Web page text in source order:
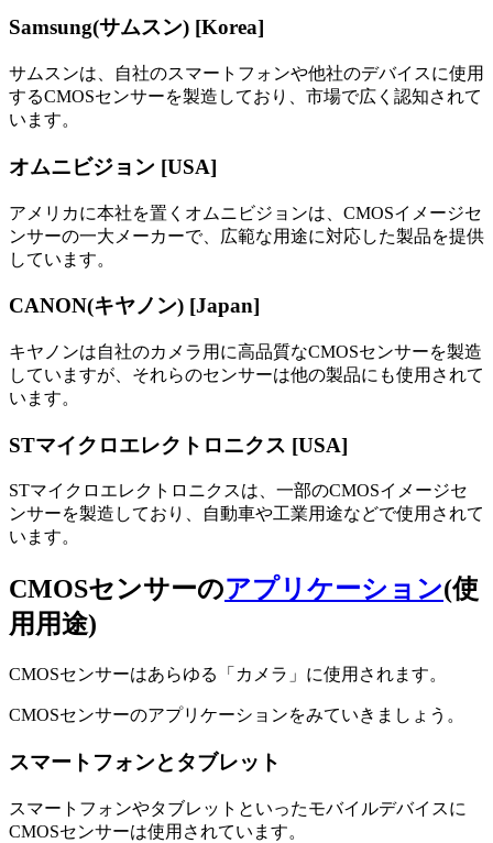
Samsung(サムスン) [Korea]
サムスンは、自社のスマートフォンや他社のデバイスに使用
するCMOSセンサーを製造しており、市場で広く認知されて
います。
オムニビジョン [USA]
アメリカに本社を置くオムニビジョンは、CMOSイメージセ
ンサーの一大メーカーで、広範な用途に対応した製品を提供
しています。
CANON(キヤノン) [Japan]
キヤノンは自社のカメラ用に高品質なCMOSセンサーを製造
していますが、それらのセンサーは他の製品にも使用されて
います。
STマイクロエレクトロニクス [USA]
STマイクロエレクトロニクスは、一部のCMOSイメージセ
ンサーを製造しており、自動車や工業用途などで使用されて
います。
CMOSセンサーのアプリケーション(使
用用途)
CMOSセンサーはあらゆる「カメラ」に使用されます。
CMOSセンサーのアプリケーションをみていきましょう。
スマートフォンとタブレット
スマートフォンやタブレットといったモバイルデバイスに
CMOSセンサーは使用されています。